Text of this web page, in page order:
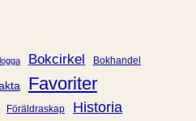
Bokcirkel Bokhandel
Favoriter
Föräldraskap Historia